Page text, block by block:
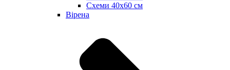
Схеми 40х60 см
Вірена